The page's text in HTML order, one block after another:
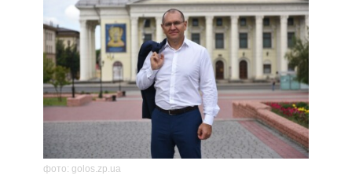
фото: golos.zp.ua